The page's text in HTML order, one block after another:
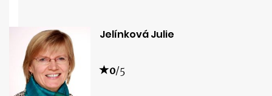
Jelínková Julie
0/5